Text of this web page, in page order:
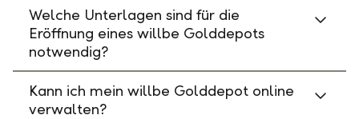
Welche Unterlagen sind für die
Eröffnung eines willbe Golddepots
notwendig?
Kann ich mein willbe Golddepot online
verwalten?